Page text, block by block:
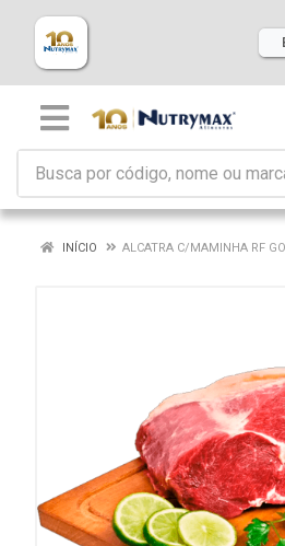
INÍCIO ALCATRA C/MAMINHA RF